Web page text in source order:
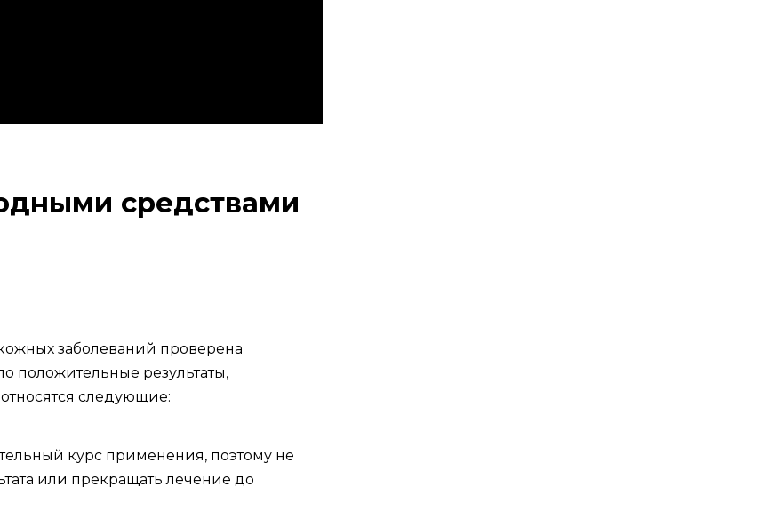
средствами
заболеваний проверена
положительные результаты,
следующие:
курс применения, поэтому не
или прекращать лечение до